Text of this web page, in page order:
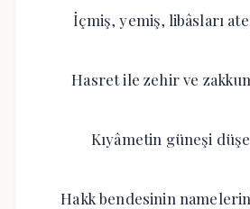
İçmiş, yemiş, libâsları
Hasret ile zehir ve
Kıyâmetin güneşi
Hakk bendesinin